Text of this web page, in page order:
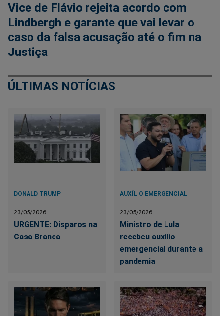
Vice de Flávio rejeita acordo com
Lindbergh e garante que vai levar o
caso da falsa acusação até o fim na
Justiça
ÚLTIMAS NOTÍCIAS
DONALD TRUMP
23/05/2026
URGENTE: Disparos na
Casa Branca
AUXÍLIO EMERGENCIAL
23/05/2026
Ministro de Lula
recebeu auxílio
emergencial durante a
pandemia